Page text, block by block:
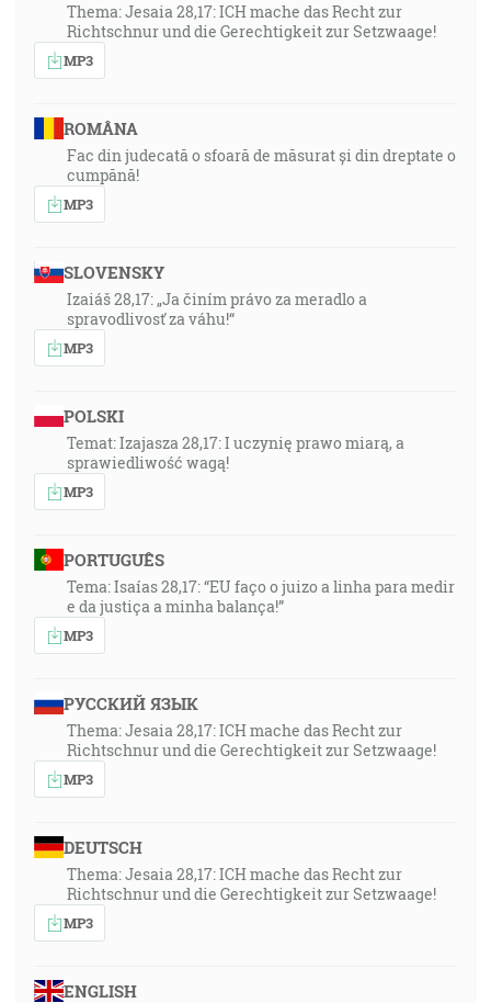
Thema: Jesaia 28,17: ICH mache das Recht zur
Richtschnur und die Gerechtigkeit zur Setzwaage!
MP3
ROMÂNA
Fac din judecată o sfoară de măsurat și din dreptate o
cumpănă!
MP3
SLOVENSKY
Izaiáš 28,17: „Ja činím právo za meradlo a
spravodlivosť za váhu!“
MP3
POLSKI
Temat: Izajasza 28,17: I uczynię prawo miarą, a
sprawiedliwość wagą!
MP3
PORTUGUÊS
Tema: Isaías 28,17: “EU faço o juizo a linha para medir
e da justiça a minha balança!”
MP3
РУССКИЙ ЯЗЫК
Thema: Jesaia 28,17: ICH mache das Recht zur
Richtschnur und die Gerechtigkeit zur Setzwaage!
MP3
DEUTSCH
Thema: Jesaia 28,17: ICH mache das Recht zur
Richtschnur und die Gerechtigkeit zur Setzwaage!
MP3
ENGLISH